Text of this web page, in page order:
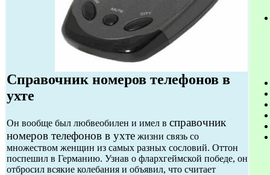
Справочник номеров телефонов в
ухте
Он вообще был любвеобилен и имел в справочник
номеров телефонов в ухте жизни связь со
множеством женщин из самых разных сословий. Оттон
поспешил в Германию. Узнав о флархгеймской победе, он
отбросил всякие колебания и объявил, что считает